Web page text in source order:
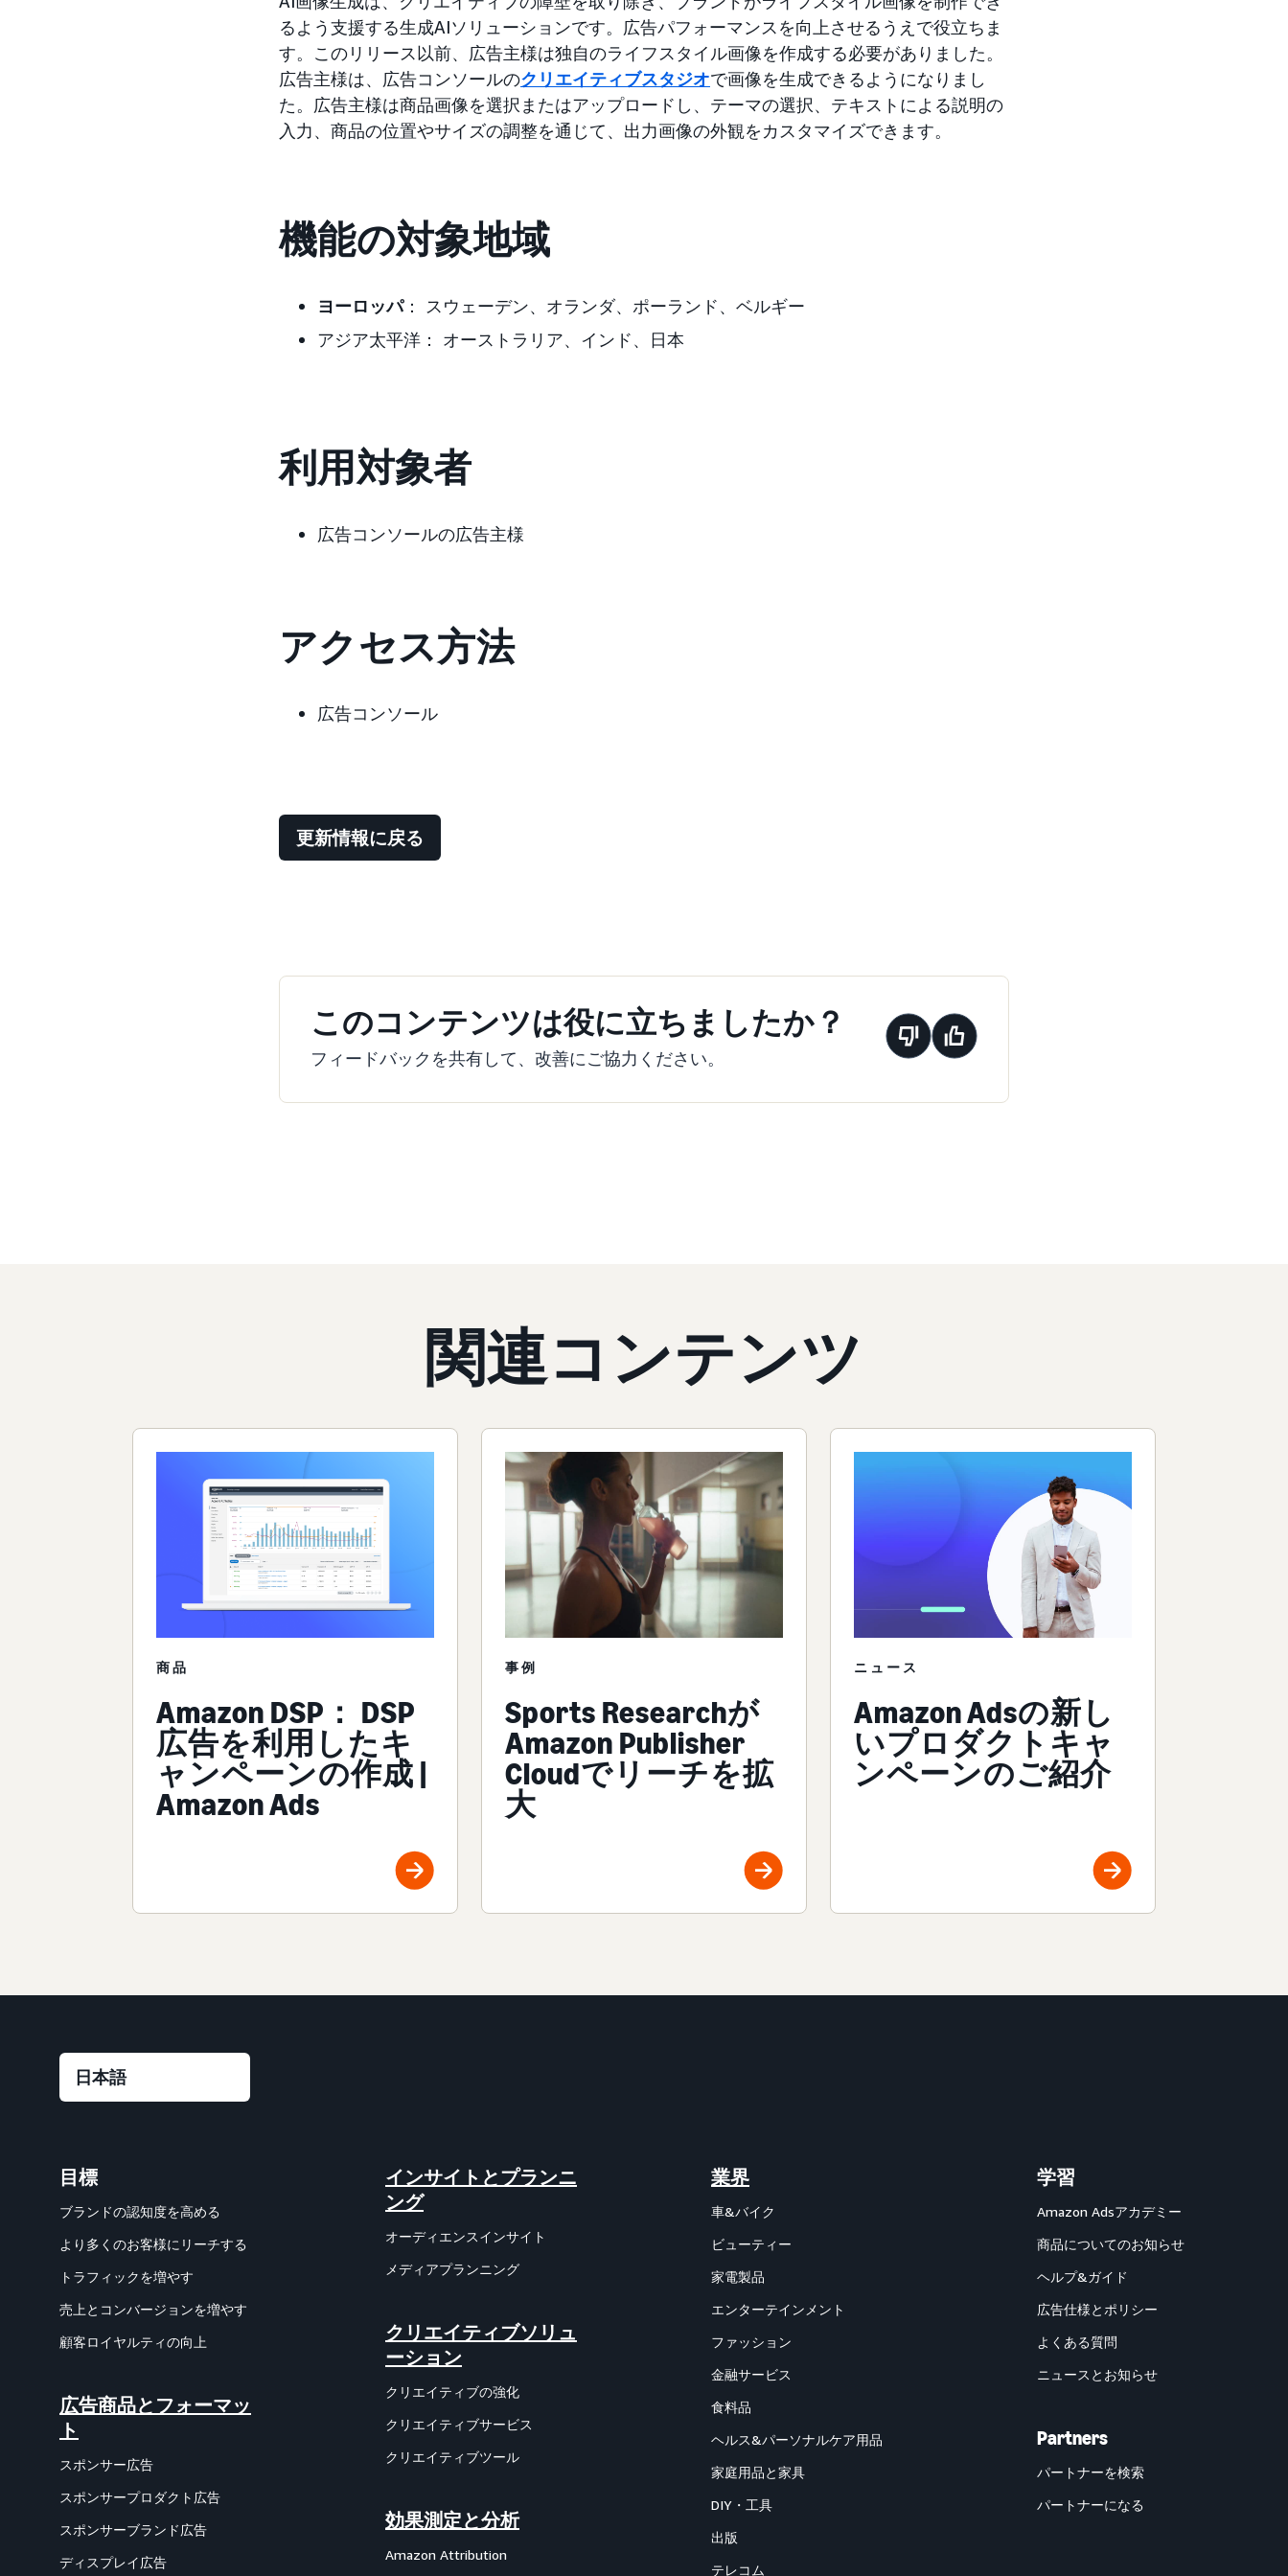
るよう支援する生成AIソリューションです。広告パフォーマンスを向上させるうえで役立ちま
す。このリリース以前、広告主様は独自のライフスタイル画像を作成する必要がありました。
広告主様は、広告コンソールのクリエイティブスタジオで画像を生成できるようになりまし
た。広告主様は商品画像を選択またはアップロードし、テーマの選択、テキストによる説明の
入力、商品の位置やサイズの調整を通じて、出力画像の外観をカスタマイズできます。
機能の対象地域
ヨーロッパ： スウェーデン、オランダ、ポーランド、ベルギー
アジア太平洋：
オーストラリア、インド、日本
利用対象者
広告コンソールの広告主様
アクセス方法
広告コンソール
更新情報に戻る
このコンテンツは役に立ちましたか？
フィードバックを共有して、改善にご協力ください。
関連コンテンツ
商品
Amazon DSP： DSP
広告を利用したキ
ャンペーンの作成 |
Amazon Ads
事例
Sports Researchが
Amazon Publisher
Cloudでリーチを拡
大
ニュース
Amazon Adsの新し
いプロダクトキャ
ンペーンのご紹介
目標
ブランドの認知度を高める
より多くのお客様にリーチする
トラフィックを増やす
売上とコンバージョンを増やす
顧客ロイヤルティの向上
広告商品とフォーマッ
ト
スポンサー広告
スポンサープロダクト広告
スポンサーブランド広告
ディスプレイ広告
インサイトとプランニ
ング
オーディエンスインサイト
メディアプランニング
クリエイティブソリュ
ーション
クリエイティブの強化
クリエイティブサービス
クリエイティブツール
効果測定と分析
Amazon Attribution
業界
車&バイク
ビューティー
家電製品
エンターテインメント
ファッション
金融サービス
食料品
ヘルス&パーソナルケア用品
家庭用品と家具
DIY・工具
出版
テレコム
学習
Amazon Adsアカデミー
商品についてのお知らせ
ヘルプ&ガイド
広告仕様とポリシー
よくある質問
ニュースとお知らせ
Partners
パートナーを検索
パートナーになる